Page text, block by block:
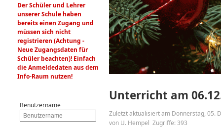
Unterricht am
Zuletzt aktualisiert am Donnerstag, 05.
von U. Hempel Zugriffe: 393
Der Schüler und Lehrer
unserer Schule haben
bereits einen Zugang und
müssen sich nicht
registrieren (Achtung -
Neue Zugangsdaten für
Schüler beachten)! Einfach
die Anmeldedaten aus dem
Info-Raum nutzen!
Benutzername